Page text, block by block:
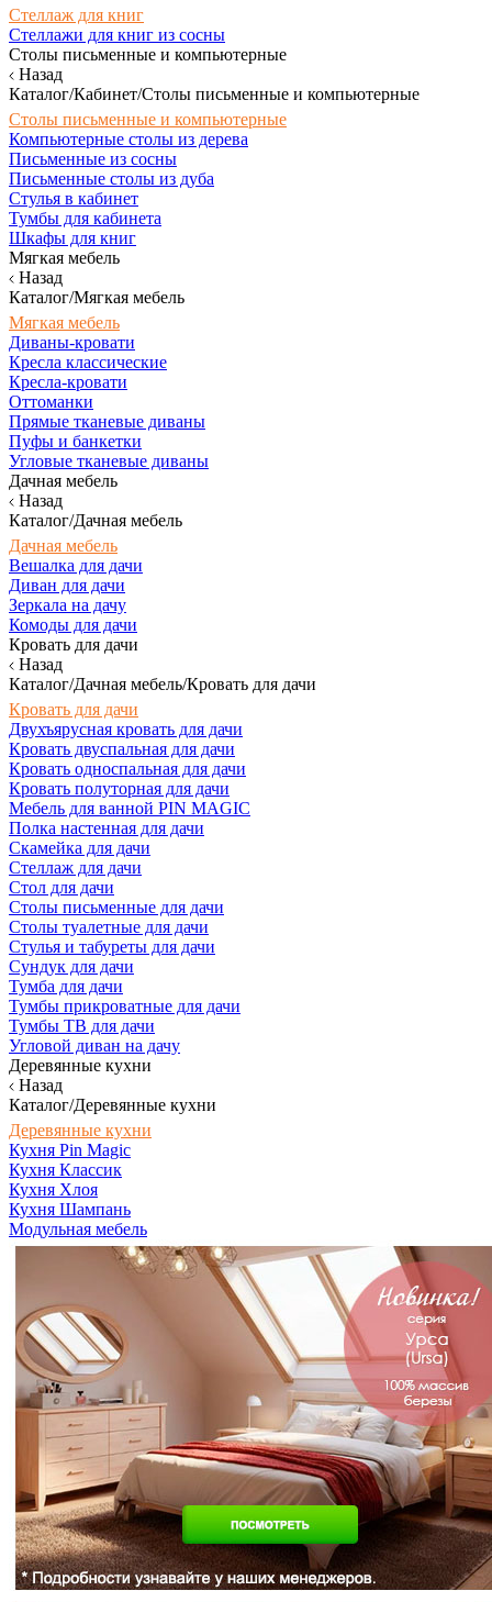
Стеллаж для книг
Стеллажи для книг из сосны
Столы письменные и компьютерные
Назад
Каталог/Кабинет/Столы письменные и компьютерные
Столы письменные и компьютерные
Компьютерные столы из дерева
Письменные из сосны
Письменные столы из дуба
Стулья в кабинет
Тумбы для кабинета
Шкафы для книг
Мягкая мебель
Назад
Каталог/Мягкая мебель
Мягкая мебель
Диваны-кровати
Кресла классические
Кресла-кровати
Оттоманки
Прямые тканевые диваны
Пуфы и банкетки
Угловые тканевые диваны
Дачная мебель
Назад
Каталог/Дачная мебель
Дачная мебель
Вешалка для дачи
Диван для дачи
Зеркала на дачу
Комоды для дачи
Кровать для дачи
Назад
Каталог/Дачная мебель/Кровать для дачи
Кровать для дачи
Двухъярусная кровать для дачи
Кровать двуспальная для дачи
Кровать односпальная для дачи
Кровать полуторная для дачи
Мебель для ванной PIN MAGIC
Полка настенная для дачи
Скамейка для дачи
Стеллаж для дачи
Стол для дачи
Столы письменные для дачи
Столы туалетные для дачи
Стулья и табуреты для дачи
Сундук для дачи
Тумба для дачи
Тумбы прикроватные для дачи
Тумбы ТВ для дачи
Угловой диван на дачу
Деревянные кухни
Назад
Каталог/Деревянные кухни
Деревянные кухни
Кухня Pin Magic
Кухня Классик
Кухня Хлоя
Кухня Шампань
Модульная мебель